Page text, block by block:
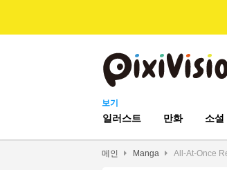
보기
일러스트 만화 소설
메인 Manga All-At-Once